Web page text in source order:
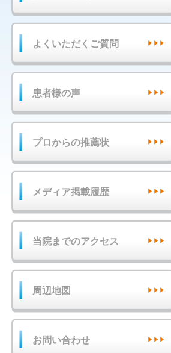
よくいただくご質問
患者様の声
プロからの推薦状
メディア掲載履歴
当院までのアクセス
周辺地図
お問い合わせ